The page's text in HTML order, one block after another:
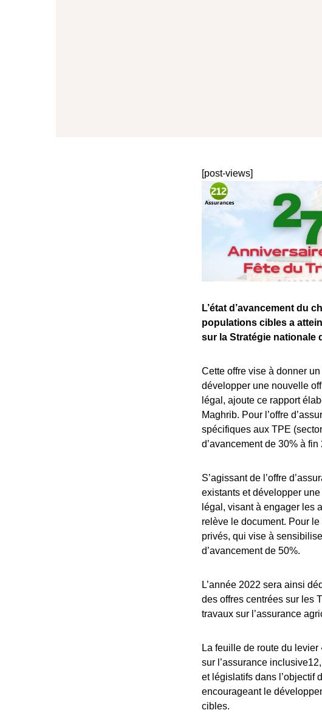
[post-views]
L’état d’avancement du
populations cibles a
sur la Stratégie nationale
Cette offre vise à donner
développer une nouvelle
légal, ajoute ce rapport
Maghrib. Pour l’offre
spécifiques aux TPE
d’avancement de 30% à fin
S’agissant de l’offre
existants et développer
légal, visant à engager les
relève le document. Pour
privés, qui vise à
d’avancement de 50%.
L’année 2022 sera ainsi
des offres centrées sur les
travaux sur l’assurance
La feuille de route du
sur l’assurance
et législatifs dans l’objectif
encourageant le
cibles.